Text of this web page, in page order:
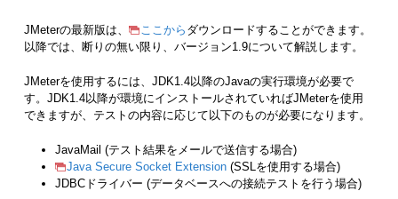
JMeterの最新版は、 ここから ダウンロードすることができます。
以降では、断りの無い限り、バージョン1.9について解説します。
JMeterを使用するには、JDK1.4以降のJavaの実行環境が必要で
す。JDK1.4以降が環境にインストールされていればJMeterを使用
できますが、テストの内容に応じて以下のものが必要になります。
JavaMail (テスト結果をメールで送信する場合)
Java Secure Socket Extension(SSLを使用する場合)
JDBCドライバー (データベースへの接続テストを行う場合)